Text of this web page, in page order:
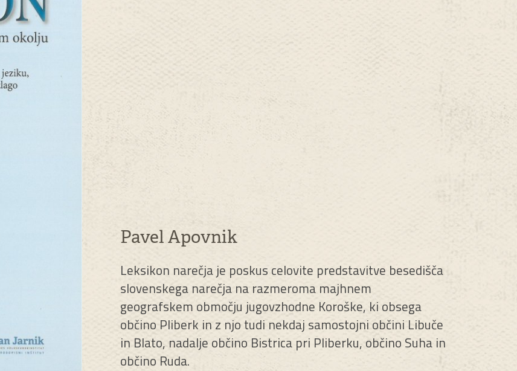
Pavel Apovnik
Leksikon narečja je poskus celovite predstavitve besedišča
slovenskega narečja na razmeroma majhnem
geografskem območju jugovzhodne Koroške, ki obsega
občino Pliberk in z njo tudi nekdaj samostojni občini Libuče
in Blato, nadalje občino Bistrica pri Pliberku, občino Suha in
občino Ruda.